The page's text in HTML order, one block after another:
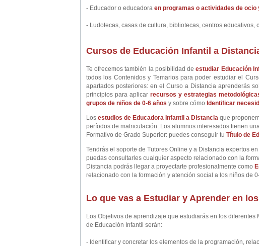
- Educador o educadora en programas o actividades de ocio
- Ludotecas, casas de cultura, bibliotecas, centros educativos,
Cursos de Educación Infantil a
Te ofrecemos también la posibilidad deestudiar Educación
todos los Contenidos y Temarios para poder estudiar el
apartados posteriores: en el Curso a Distancia aprenderás
principios para aplicar recursos y estrategias
grupos de niños de 0-6 años y sobre cómo Identificar
Los estudios de Educadora Infantil a Distancia que
períodos de matriculación. Los alumnos interesados tienen
Formativo de Grado Superior: puedes conseguir tu Título de
Tendrás el soporte de Tutores Online y a Distancia expertos
puedas consultarles cualquier aspecto relacionado con la
Distancia podrás llegar a proyectarte profesionalmente como
relacionado con la formación y atención social a los niños de
Lo que vas a Estudiar y Aprender en
Los Objetivos de aprendizaje que estudiarás en los
de Educación Infantil serán:
- Identificar y concretar los elementos de la programación,